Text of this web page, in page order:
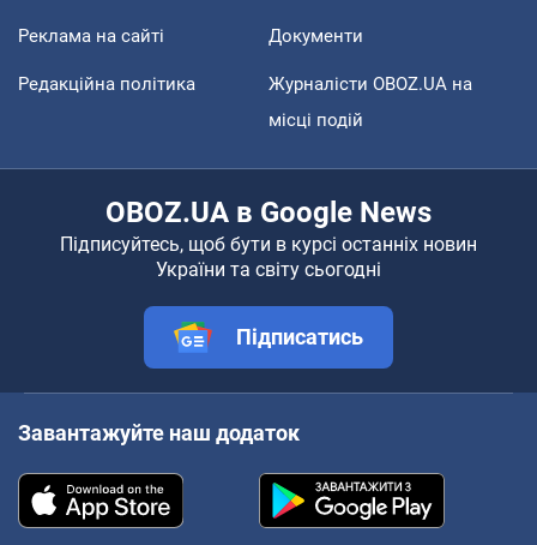
Реклама на сайті Документи
Редакційна політика
Журналісти OBOZ.UA на
місці подій
OBOZ.UA в Google News
Підписуйтесь, щоб бути в курсі останніх новин
України та світу сьогодні
Підписатись
Завантажуйте наш додаток